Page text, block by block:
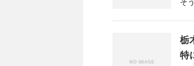
そ
栃
特